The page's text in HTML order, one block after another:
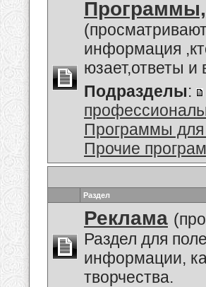
информация
юзает,ответы
Подразделы:
Программы
Прочие
Раздел
Реклама
Раздел для
информации,
творчества.